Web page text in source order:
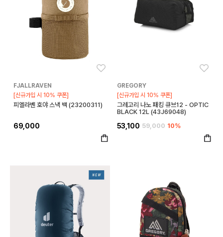
FJALLRAVEN
[신규가입 시 10% 쿠폰]
피엘라벤 호야 스낵 백 (23200311)
69,000
GREGORY
[신규가입 시 10% 쿠폰]
그레고리 나노 패킹 큐브12 - OPTIC
BLACK 12L (43J69048)
53,100 59,000 10%